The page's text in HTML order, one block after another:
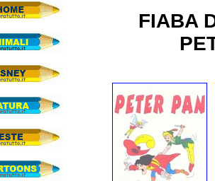
FIABA